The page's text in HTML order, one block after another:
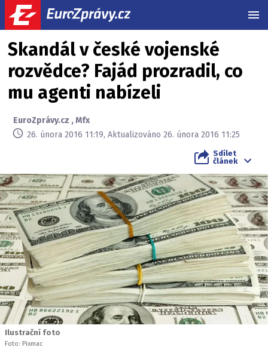
Skandál v české vojenské
rozvědce? Fajád prozradil, co
mu agenti nabízeli
EuroZprávy.cz ,Mfx
26. února 2016 11:19, Aktualizováno 26. února 2016 11:25
Sdílet
článek
Ilustrační foto
Foto: Pixmac